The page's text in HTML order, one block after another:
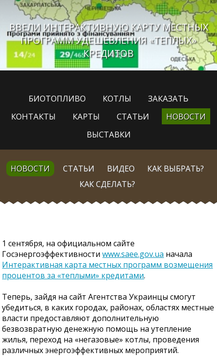
ВВЕЛИ ИНТЕРАКТИВНУЮ КАРТУ МЕСТНЫХ
ПРОГРАММ УДЕШЕВЛЕНИЯ «ТЕПЛЫХ»
КРЕДИТОВ
БИОТОПЛИВО КОТЛЫ
ЗАКАЗАТЬ
КОНТАКТЫ
КАРТЫ СТАТЬИ
НОВОСТИ
ВЫСТАВКИ
НОВОСТИ СТАТЬИ ВИДЕО
КАК ВЫБРАТЬ?
КАК СДЕЛАТЬ?
1 сентября, на официальном сайте
Госэнергоэффективностиwww.saee.gov.ua начала
Интерактивная карта местных программ возмещения
процентов за «теплыми» кредитами.
Теперь, зайдя на сайт Агентства Украинцы смогут
убедиться, в каких городах, районах, областях местные
власти предоставляют дополнительную
безвозвратную денежную помощь на утепление
жилья, переход на «негазовые» котлы, проведения
различных энергоэффективных мероприятий.